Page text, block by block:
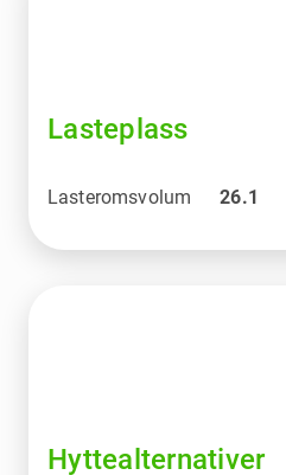
Lasteplass
Lasteromsvolum 26.1
Hyttealternativer